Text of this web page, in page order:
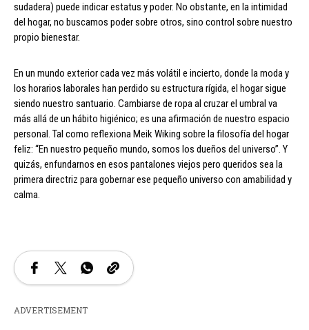
sudadera) puede indicar estatus y poder. No obstante, en la intimidad
del hogar, no buscamos poder sobre otros, sino control sobre nuestro
propio bienestar.
En un mundo exterior cada vez más volátil e incierto, donde la moda y
los horarios laborales han perdido su estructura rígida, el hogar sigue
siendo nuestro santuario. Cambiarse de ropa al cruzar el umbral va
más allá de un hábito higiénico; es una afirmación de nuestro espacio
personal. Tal como reflexiona Meik Wiking sobre la filosofía del hogar
feliz: “En nuestro pequeño mundo, somos los dueños del universo”. Y
quizás, enfundarnos en esos pantalones viejos pero queridos sea la
primera directriz para gobernar ese pequeño universo con amabilidad y
calma.
ADVERTISEMENT